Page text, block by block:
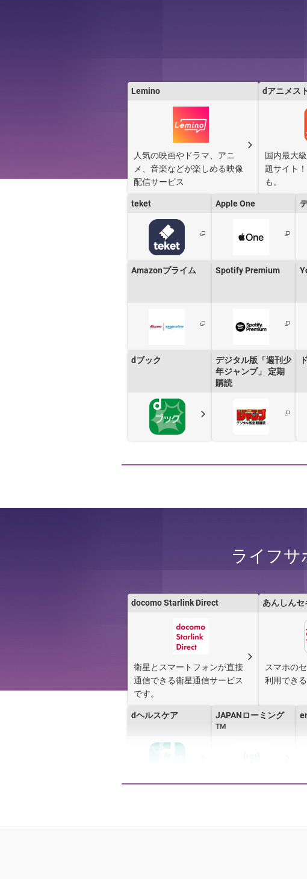
［PR］と書かれたサービスは、株式会社NTTドコ
Lemino
人気の映画やドラマ、アニ
メ、音楽などが楽しめる映像
配信サービス
dアニメス
国内最大
題サイト
も。
teket Apple One
Amazonプライム Spotify Premium
dブック
デジタル版「週刊少
年ジャンプ」 定期
購読
ライフサ
docomo Starlink Direct
衛星とスマートフォンが直接
通信できる衛星通信サービス
です。
あんしんセ
スマホの
利用でき
dヘルスケア JAPANローミング
TM